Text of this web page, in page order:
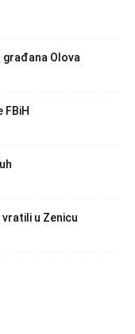
Olova
FBiH
vratili u Zenicu